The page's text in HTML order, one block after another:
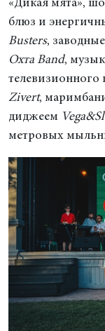
«Дикая мята»,
блюз и
Busters, заводные
Охта Band,
Zivert,
диджеем
метровых